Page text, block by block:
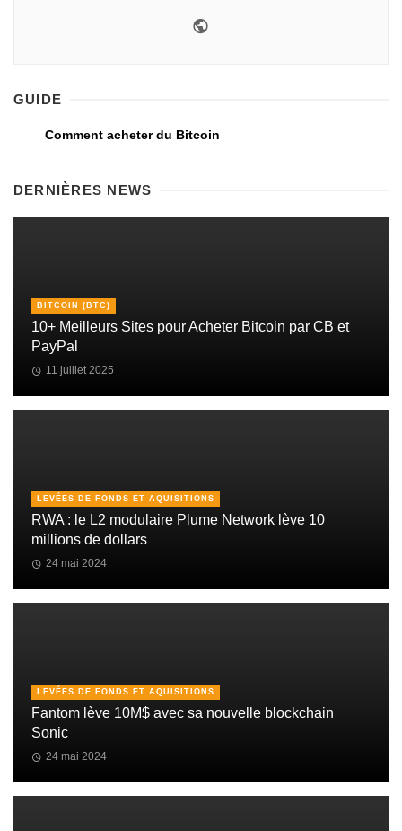
GUIDE
Comment acheter du Bitcoin
DERNIÈRES NEWS
BITCOIN (BTC)
10+ Meilleurs Sites pour Acheter Bitcoin par CB et
PayPal
11 juillet 2025
LEVÉES DE FONDS ET AQUISITIONS
RWA : le L2 modulaire Plume Network lève 10
millions de dollars
24 mai 2024
LEVÉES DE FONDS ET AQUISITIONS
Fantom lève 10M$ avec sa nouvelle blockchain
Sonic
24 mai 2024